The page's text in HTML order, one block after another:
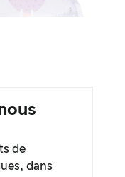
de
dans